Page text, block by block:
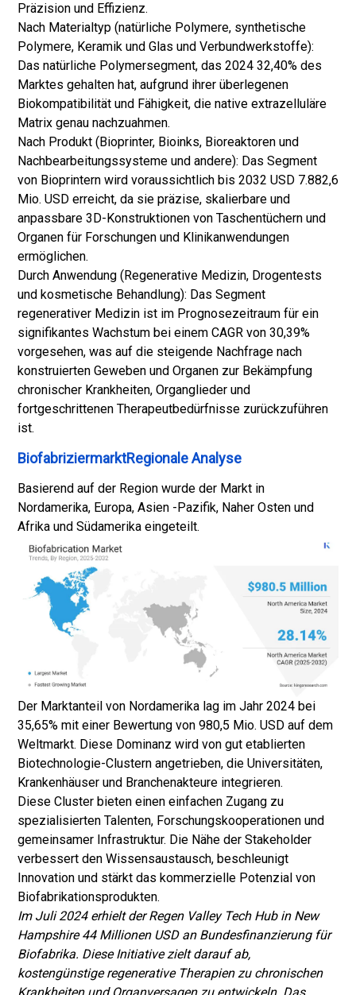
Präzision und Effizienz.
Nach Materialtyp (natürliche Polymere, synthetische
Polymere, Keramik und Glas und Verbundwerkstoffe):
Das natürliche Polymersegment, das 2024 32,40% des
Marktes gehalten hat, aufgrund ihrer überlegenen
Biokompatibilität und Fähigkeit, die native extrazelluläre
Matrix genau nachzuahmen.
Nach Produkt (Bioprinter, Bioinks, Bioreaktoren und
Nachbearbeitungssysteme und andere): Das Segment
von Bioprintern wird voraussichtlich bis 2032 USD 7.882,6
Mio. USD erreicht, da sie präzise, ​​skalierbare und
anpassbare 3D-Konstruktionen von Taschentüchern und
Organen für Forschungen und Klinikanwendungen
ermöglichen.
Durch Anwendung (Regenerative Medizin, Drogentests
und kosmetische Behandlung): Das Segment
regenerativer Medizin ist im Prognosezeitraum für ein
signifikantes Wachstum bei einem CAGR von 30,39%
vorgesehen, was auf die steigende Nachfrage nach
konstruierten Geweben und Organen zur Bekämpfung
chronischer Krankheiten, Organglieder und
fortgeschrittenen Therapeutbedürfnisse zurückzuführen
ist.
BiofabriziermarktRegionale Analyse
Basierend auf der Region wurde der Markt in
Nordamerika, Europa, Asien -Pazifik, Naher Osten und
Afrika und Südamerika eingeteilt.
Der Marktanteil von Nordamerika lag im Jahr 2024 bei
35,65% mit einer Bewertung von 980,5 Mio. USD auf dem
Weltmarkt. Diese Dominanz wird von gut etablierten
Biotechnologie-Clustern angetrieben, die Universitäten,
Krankenhäuser und Branchenakteure integrieren.
Diese Cluster bieten einen einfachen Zugang zu
spezialisierten Talenten, Forschungskooperationen und
gemeinsamer Infrastruktur. Die Nähe der Stakeholder
verbessert den Wissensaustausch, beschleunigt
Innovation und stärkt das kommerzielle Potenzial von
Biofabrikationsprodukten.
Im Juli 2024 erhielt der Regen Valley Tech Hub in New
Hampshire 44 Millionen USD an Bundesfinanzierung für
Biofabrika. Diese Initiative zielt darauf ab,
kostengünstige regenerative Therapien zu chronischen